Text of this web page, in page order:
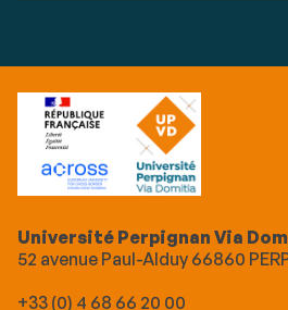
Université Perpignan Via
52 avenue Paul-Alduy 66860
+33 (0) 4 68 66 20 00